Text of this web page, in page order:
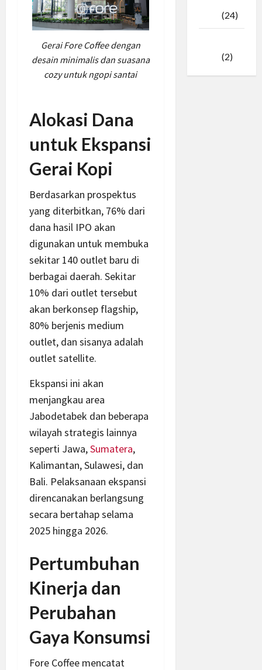
Gerai Fore Coffee dengan
desain minimalis dan suasana
cozy untuk ngopi santai
Alokasi Dana
untuk Ekspansi
Gerai Kopi
Berdasarkan prospektus
yang diterbitkan, 76% dari
dana hasil IPO akan
digunakan untuk membuka
sekitar 140 outlet baru di
berbagai daerah. Sekitar
10% dari outlet tersebut
akan berkonsep flagship,
80% berjenis medium
outlet, dan sisanya adalah
outlet satellite.
Ekspansi ini akan
menjangkau area
Jabodetabek dan beberapa
wilayah strategis lainnya
seperti Jawa,Sumatera,
Kalimantan, Sulawesi, dan
Bali. Pelaksanaan ekspansi
direncanakan berlangsung
secara bertahap selama
2025 hingga 2026.
Pertumbuhan
Kinerja dan
Perubahan
Gaya Konsumsi
Fore Coffee mencatat
(24)
(2)